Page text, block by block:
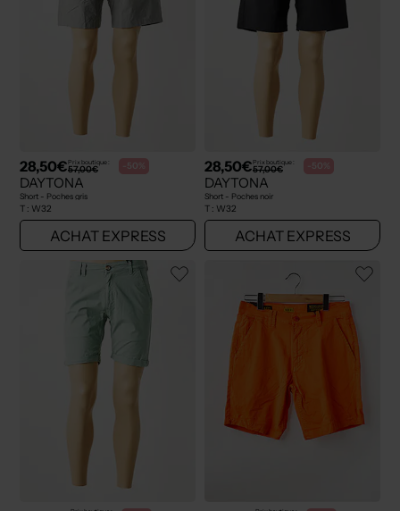
28,50€Prix boutique :
57,00€ -50%
DAYTONA
Short - Poches gris
T : W32
ACHAT EXPRESS
28,50€Prix boutique :
57,00€ -50%
DAYTONA
Short - Poches noir
T : W32
ACHAT EXPRESS